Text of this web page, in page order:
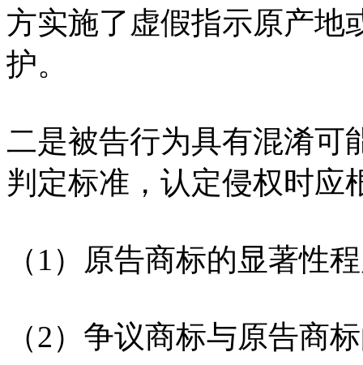
方实施了虚假指示原产地
护。
二是被告行为具有混淆可
判定标准，认定侵权时应
（1）原告商标的显著性
（2）争议商标与原告商